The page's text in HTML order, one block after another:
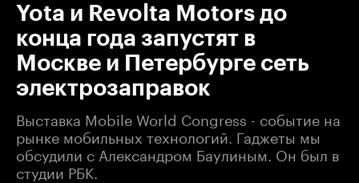
Yota и Revolta Motors до
конца года запустят в
Москве и Петербурге сеть
электрозаправок
Выставка Mobile World Congress - событие на
рынке мобильных технологий. Гаджеты мы
обсудили с Александром Баулиным. Он был в
студии РБК.